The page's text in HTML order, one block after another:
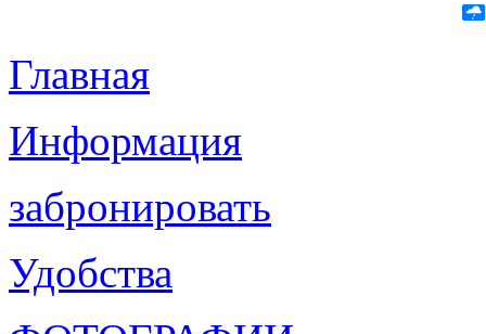
Главная
Информация
забронировать
Удобства